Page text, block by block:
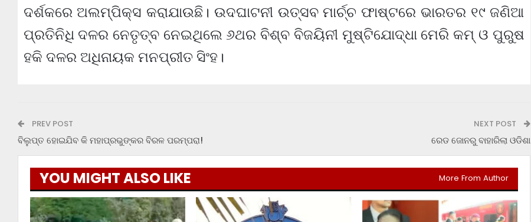
ଦର୍ଶକରେ ଅଲମ୍ପିକ୍ସ କରାଯାଉଛି। ଉଦଘାଟନୀ ଉତ୍ସବ ମାର୍ଚ୍ଚ ଫାଷ୍ଟରେ ଭାରତର ୧୯ ଜଣିଆ
ପ୍ରତିନିଧି ଦଳର ନେତୃତ୍ବ ନେଇଥିଲେ ୬ଥର ବିଶ୍ବ ବିଜୟିନୀ ମୁଷ୍ଟିଯୋଦ୍ଧା ମେରି କମ୍ ଓ ପୁରୁଷ
ହକି ଦଳର ଅଧିନାୟକ ମନପ୍ରୀତ ସିଂହ।
PREV POST
ବିଲୁପ୍ତ ହୋଇଯିବ କି ମହାପ୍ରଭୁଙ୍କର ବିରଳ ପରମ୍ପରା!
NEXT POST
ରେଡ ଜୋନରୁ ବାହାରିଲା ଓଡିଶା
YOU MIGHT ALSO LIKE More From Author